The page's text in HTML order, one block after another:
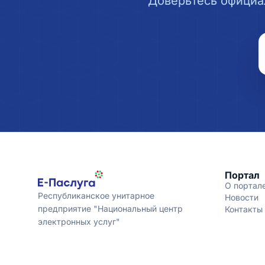
Республиканское унитарное
предприятие "Национальный центр
электронных услуг"
Портал
О
Новости
Контакты